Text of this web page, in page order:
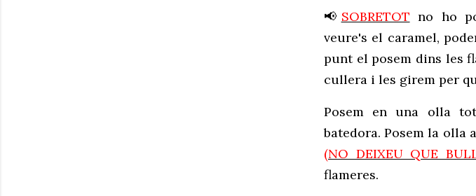
📢 SOBRETOT no ho
veure's el caramel,
punt el posem dins les
cullera i les girem per
Posem en una olla
batedora. Posem la olla
(NO DEIXEU QUE
flameres.